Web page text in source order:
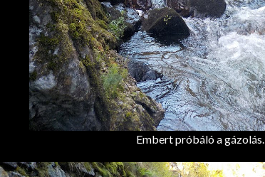
Embert próbáló a gázolás.